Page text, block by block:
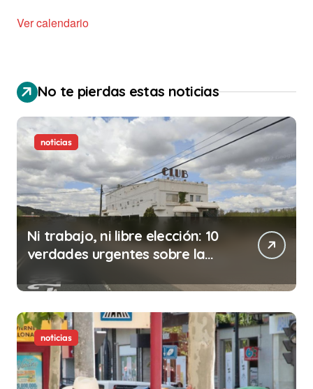
Ver calendario
No te pierdas estas noticias
noticias
Ni trabajo, ni libre elección: 10
verdades urgentes sobre la
noticias